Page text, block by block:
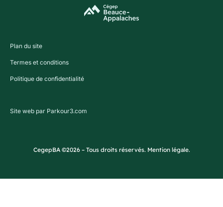
Plan du site
Termes et conditions
Politique de confidentialité
Site web par Parkour3.com
CegepBA ©2026 – Tous droits réservés. Mention légale.